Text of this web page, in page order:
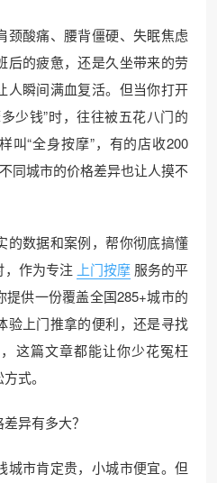
颈酸痛、腰背僵硬、失眠焦虑
后的疲惫，还是久坐带来的劳
人瞬间满血复活。但当你打开
少钱”时，往往被五花八门的
“全身按摩”，有的店收200
同城市的价格差异也让人摸不
的数据和案例，帮你彻底搞懂
作为专注 上门按摩 服务的平
供一份覆盖全国285+城市的
验上门推拿的便利，还是寻找
这篇文章都能让你少花冤枉
式。
异有多大？
城市肯定贵，小城市便宜。但